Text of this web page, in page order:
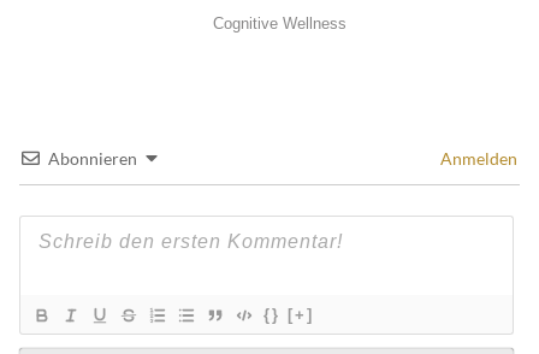
Abonnieren Anmelden
{} [+]